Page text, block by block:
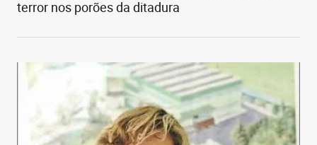
terror nos porões da ditadura